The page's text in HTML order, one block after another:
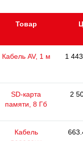
Товар
Кабель AV, 1 м 1
SD-карта
памяти, 8 Гб
2
Кабель